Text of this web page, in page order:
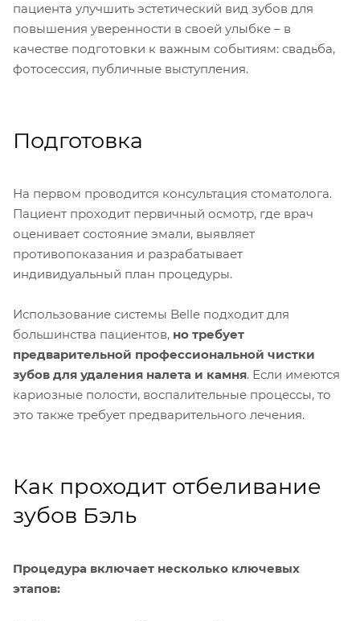
пациента улучшить эстетический вид зубов для
повышения уверенности в своей улыбке – в
качестве подготовки к важным событиям: свадьба,
фотосессия, публичные выступления.
Подготовка
На первом проводится консультация стоматолога.
Пациент проходит первичный осмотр, где врач
оценивает состояние эмали, выявляет
противопоказания и разрабатывает
индивидуальный план процедуры.
Использование системы Belle подходит для
большинства пациентов, но требует
предварительной профессиональной чистки
зубов для удаления налета и камня. Если имеются
кариозные полости, воспалительные процессы, то
это также требует предварительного лечения.
Как проходит отбеливание
зубов Бэль
Процедура включает несколько ключевых
этапов: